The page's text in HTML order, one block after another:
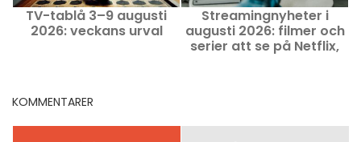
TV-tablå 3–9 augusti
2026: veckans urval
Streamingnyheter i
augusti 2026: filmer och
serier att se på Netflix,
KOMMENTARER